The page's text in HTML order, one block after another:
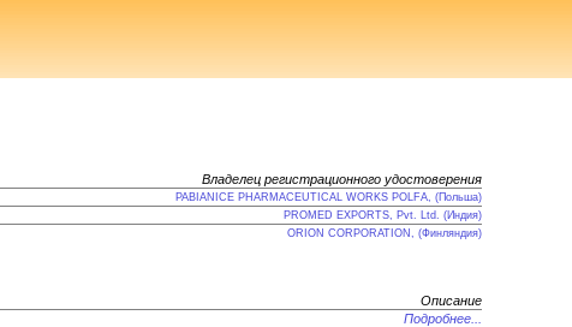
Владелец регистрационного удостоверения
PABIANICE PHARMACEUTICAL WORKS POLFA, (Польша)
PROMED EXPORTS, Pvt. Ltd. (Индия)
ORION CORPORATION, (Финляндия)
Описание
Подробнее...